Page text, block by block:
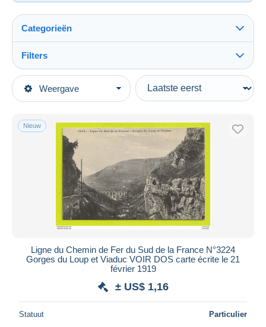
Weergave
Categorieën
Topcategorieën
Thema's
Transportmiddelen
Spoorwegen
Kunstwerken
Filters
Type verkopen
Actief
Veiling met biedingen
Veilingen zonder biedingen
Veilinghuizen
Verkocht
Alle looptijden
Eindigt binnen
Van
Nieuw
Ligne du Chemin de Fer du Sud de la France N°3224
Gorges du Loup et Viaduc VOIR DOS carte écrite le 21
février 1919
± US$ 1,16
Statuut Particulier